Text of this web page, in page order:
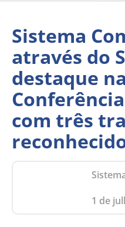
Sistema
através do
destaque
com três
1 de